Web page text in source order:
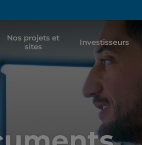
Nos projets et
sites
Investisseurs